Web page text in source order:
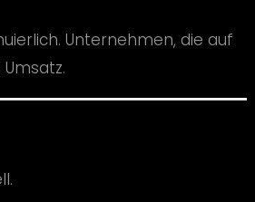
Unternehmen, die auf